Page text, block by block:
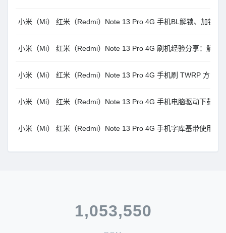
小米（Mi） 红米（Redmi）Note 13 Pro 4G 手机BL解锁、加锁详
小米（Mi） 红米（Redmi）Note 13 Pro 4G 刷机经验分享：解决
小米（Mi） 红米（Redmi）Note 13 Pro 4G 手机刷 TWRP 方法
小米（Mi） 红米（Redmi）Note 13 Pro 4G 手机电脑驱动下载及
小米（Mi） 红米（Redmi）Note 13 Pro 4G 手机字库基带使用命
1,053,550